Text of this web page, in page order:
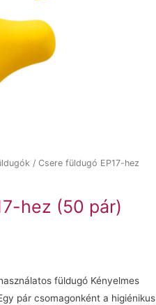
/ Csere füldugó EP17-hez
hez (50 pár)
füldugó Kényelmes
pár csomagonként a higiénikus